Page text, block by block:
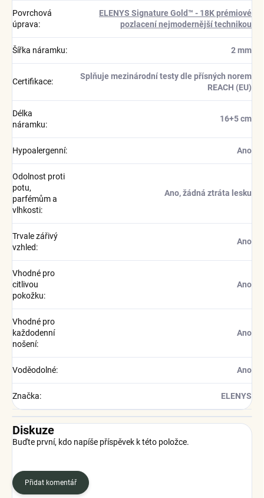
Povrchová
úprava:
ELENYS Signature Gold™ - 18K prémiové
pozlacení nejmodernější technikou
Šířka náramku: 2 mm
Certifikace:
Splňuje mezinárodní testy dle přísných norem
REACH (EU)
Délka
náramku:
16+5 cm
Hypoalergenní: Ano
Odolnost proti
potu,
parfémům a
vlhkosti:
Ano, žádná ztráta lesku
Trvale zářivý
vzhled:
Ano
Vhodné pro
citlivou
pokožku:
Ano
Vhodné pro
každodenní
nošení:
Ano
Voděodolné: Ano
Značka: ELENYS
Diskuze
Buďte první, kdo napíše příspěvek k této položce.
Přidat komentář